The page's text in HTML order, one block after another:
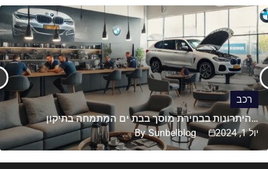
רכב
היתרונות בבחירת מוסך בבת ים המתמחה בתיקון…
By Sunbelblog יול 1, 2024